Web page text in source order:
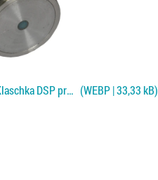
Jednostranné kontaktní čidlo Klaschka DSP pro Fe plechy (WEBP | 33,33 kB)